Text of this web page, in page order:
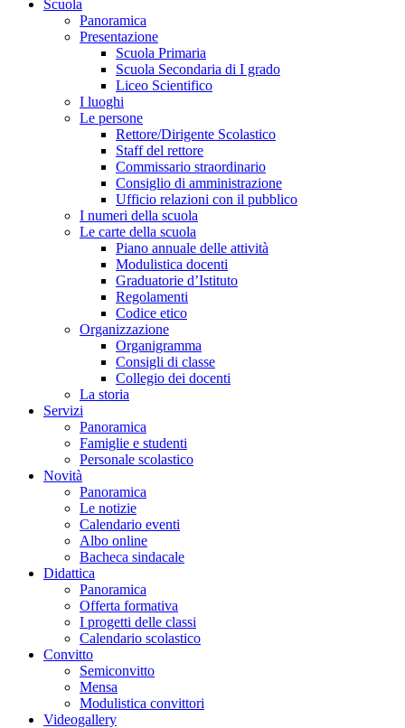
Scuola
Panoramica
Presentazione
Scuola Primaria
Scuola Secondaria di I grado
Liceo Scientifico
I luoghi
Le persone
Rettore/Dirigente Scolastico
Staff del rettore
Commissario straordinario
Consiglio di amministrazione
Ufficio relazioni con il pubblico
I numeri della scuola
Le carte della scuola
Piano annuale delle attività
Modulistica docenti
Graduatorie d’Istituto
Regolamenti
Codice etico
Organizzazione
Organigramma
Consigli di classe
Collegio dei docenti
La storia
Servizi
Panoramica
Famiglie e studenti
Personale scolastico
Novità
Panoramica
Le notizie
Calendario eventi
Albo online
Bacheca sindacale
Didattica
Panoramica
Offerta formativa
I progetti delle classi
Calendario scolastico
Convitto
Semiconvitto
Mensa
Modulistica convittori
Videogallery